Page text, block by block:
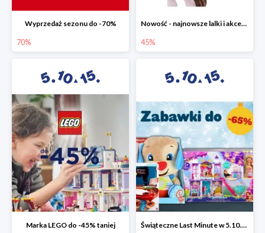
Wyprzedaż sezonu do -70%
70%
Nowość - najnowsze lalki i akcesoria L.O.L. w 5.10.15 do -45%
45%
Marka LEGO do -45% taniej Świąteczne Last Minute w 5.10.15 - zabawki do -65%